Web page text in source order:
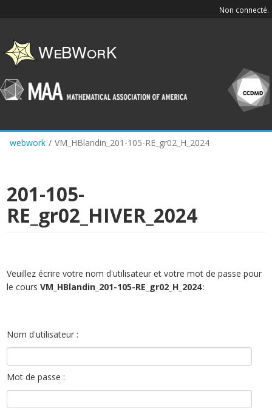
content
Non connecté.
webwork / VM_HBlandin_201-105-RE_gr02_H_2024
201-105-
RE_gr02_HIVER_2024
Veuillez écrire votre nom d'utilisateur et votre mot de passe pour
le coursVM_HBlandin_201-105-RE_gr02_H_2024:
Nom d'utilisateur :
Mot de passe :